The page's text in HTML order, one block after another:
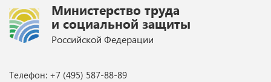
Министерство труда
и социальной защиты
Российской Федерации
Телефон: +7 (495) 587-88-89